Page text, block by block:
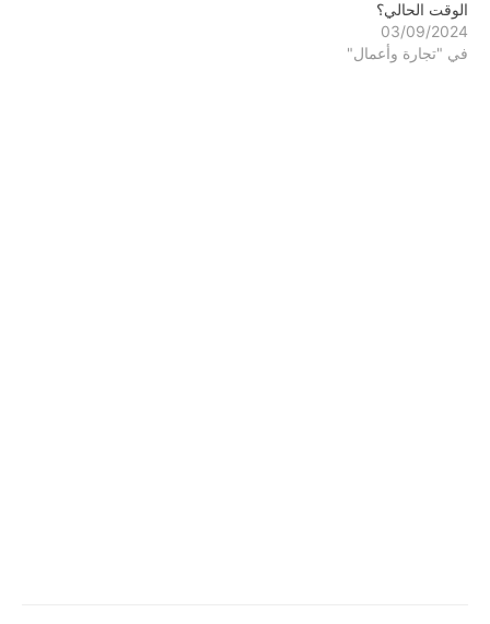
الوقت الحالي؟
03/09/2024
في "تجارة وأعمال"